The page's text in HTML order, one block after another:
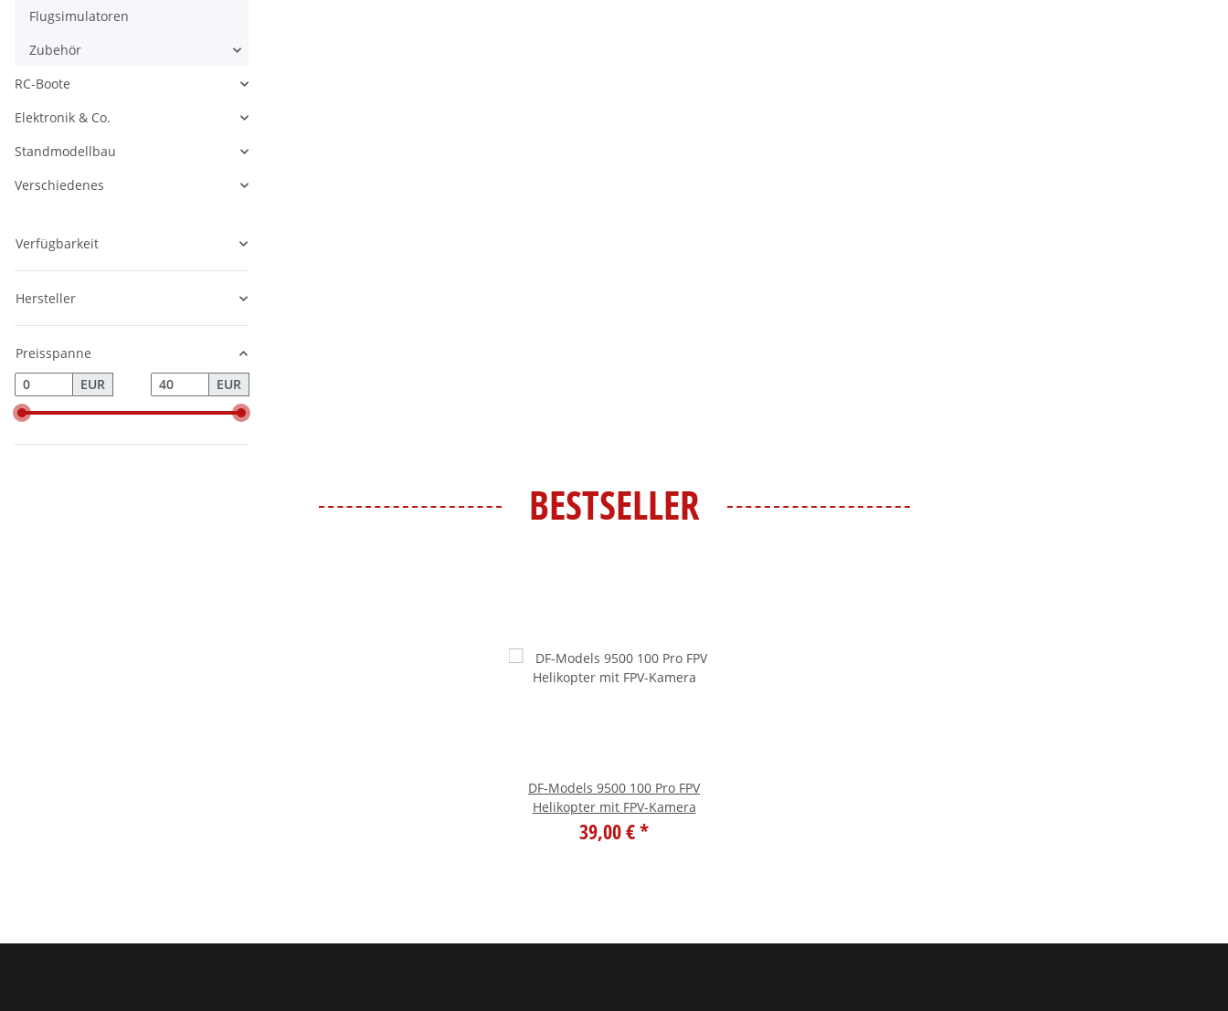
Flugsimulatoren
Zubehör
Alle anzeigen
RC-Boote
Alle anzeigen
Elektronik & Co.
Alle anzeigen
Standmodellbau
Alle anzeigen
Verschiedenes
Alle anzeigen
Verfügbarkeit
Hersteller
Preisspanne
EUR
EUR
BESTSELLER
DF-Models 9500 100 Pro FPV
Helikopter mit FPV-Kamera
39,00 €*